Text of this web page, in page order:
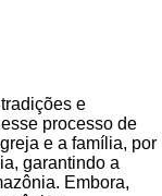
e
processo de
e a família, por
garantindo a
Embora,